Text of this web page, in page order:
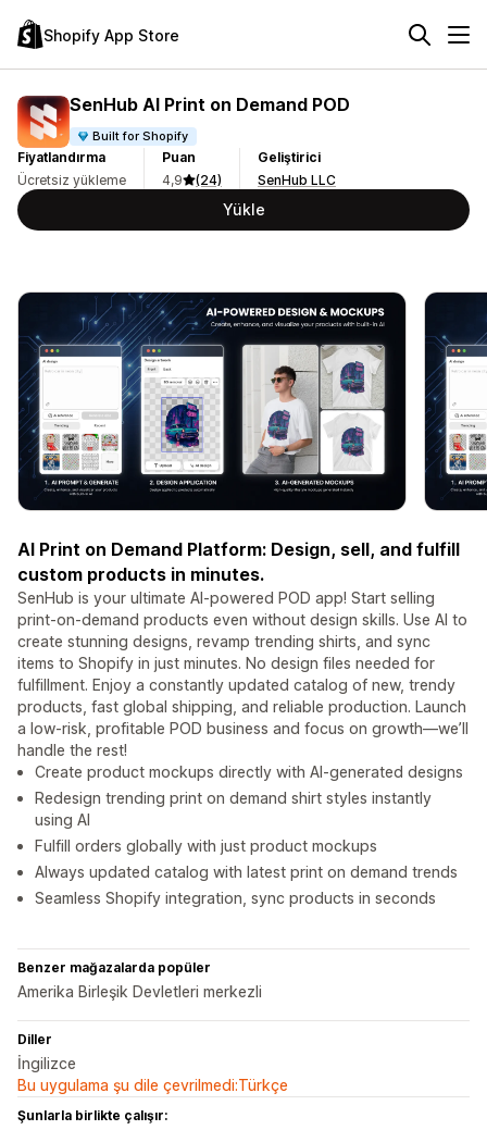
Shopify App Store
SenHub AI Print on Demand POD
Built for Shopify
Fiyatlandırma
Ücretsiz yükleme
Puan
4,9
(24)
Geliştirici
SenHub LLC
Yükle
AI Print on Demand Platform: Design, sell, and fulfill
custom products in minutes.
SenHub is your ultimate AI-powered POD app! Start selling
print-on-demand products even without design skills. Use AI to
create stunning designs, revamp trending shirts, and sync
items to Shopify in just minutes. No design files needed for
fulfillment. Enjoy a constantly updated catalog of new, trendy
products, fast global shipping, and reliable production. Launch
a low-risk, profitable POD business and focus on growth—we’ll
handle the rest!
Create product mockups directly with AI-generated designs
Redesign trending print on demand shirt styles instantly
using AI
Fulfill orders globally with just product mockups
Always updated catalog with latest print on demand trends
Seamless Shopify integration, sync products in seconds
Benzer mağazalarda popüler
Amerika Birleşik Devletleri merkezli
Diller
İngilizce
Bu uygulama şu dile çevrilmedi:Türkçe
Şunlarla birlikte çalışır: